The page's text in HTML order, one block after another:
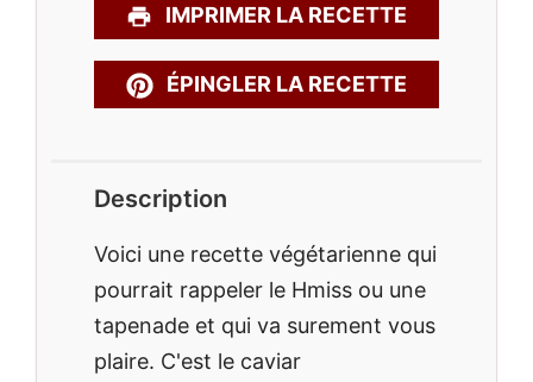
IMPRIMER LA RECETTE
ÉPINGLER LA RECETTE
Description
Voici une recette végétarienne qui
pourrait rappeler le Hmiss ou une
tapenade et qui va surement vous
plaire. C'est le caviar